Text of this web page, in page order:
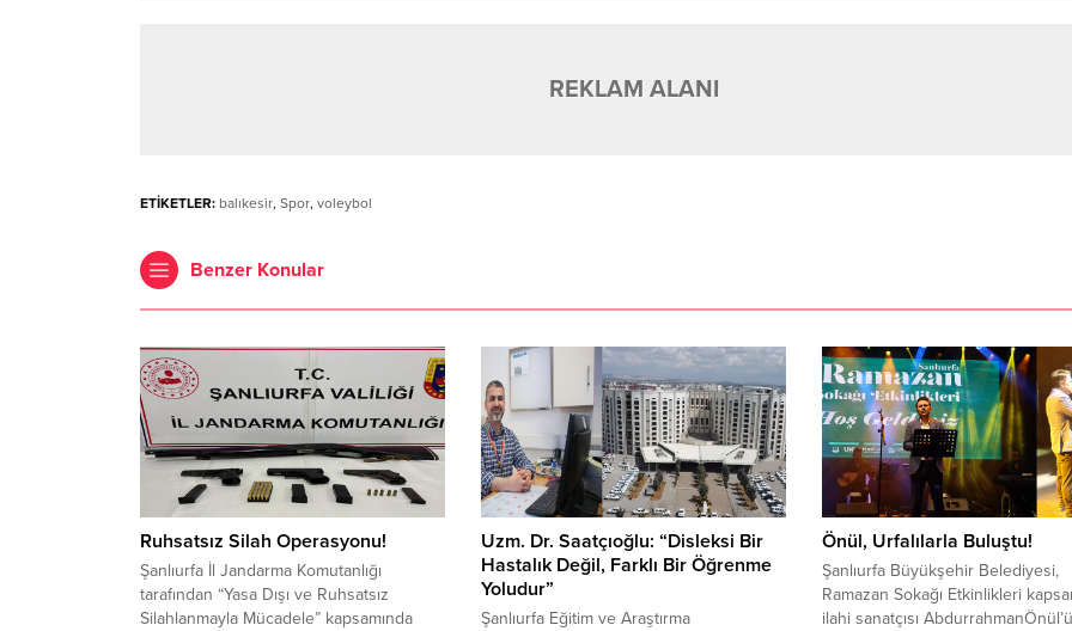
REKLAM ALANI
ETİKETLER: balıkesir, Spor, voleybol
Benzer Konular
Ruhsatsız Silah Operasyonu!
Şanlıurfa İl Jandarma Komutanlığı
tarafından “Yasa Dışı ve Ruhsatsız
Silahlanmayla Mücadele” kapsamında
Uzm. Dr. Saatçıoğlu: “Disleksi Bir
Hastalık Değil, Farklı Bir Öğrenme
Yoludur”
Şanlıurfa Eğitim ve Araştırma
Önül, Urfalılarla Buluştu!
Şanlıurfa Büyükşehir Belediyesi,
Ramazan Sokağı Etkinlikleri
ilahi sanatçısı AbdurrahmanÖnül’ü